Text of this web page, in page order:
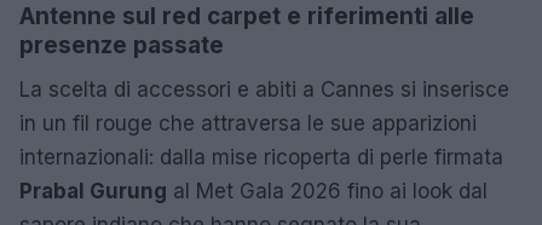
Antenne sul red carpet e riferimenti alle
presenze passate
La scelta di accessori e abiti a Cannes si inserisce
in un fil rouge che attraversa le sue apparizioni
internazionali: dalla mise ricoperta di perle firmata
Prabal Gurung al Met Gala 2026 fino ai look dal